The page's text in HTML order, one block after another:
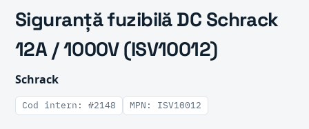
Siguranță fuzibilă DC Schrack
12A / 1000V (ISV10012)
Schrack
Cod intern: #2148 MPN: ISV10012